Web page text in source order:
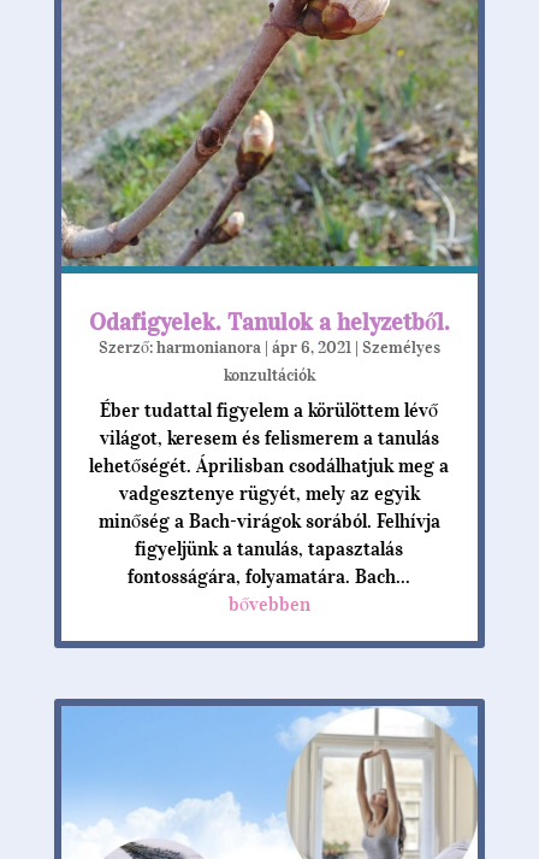
Odafigyelek. Tanulok a helyzetből.
Szerző:harmonianora| ápr 6, 2021| Személyes
konzultációk
Éber tudattal figyelem a körülöttem lévő
világot, keresem és felismerem a tanulás
lehetőségét. Áprilisban csodálhatjuk meg a
vadgesztenye rügyét, mely az egyik
minőség a Bach-virágok sorából. Felhívja
figyeljünk a tanulás, tapasztalás
fontosságára, folyamatára. Bach...
bővebben